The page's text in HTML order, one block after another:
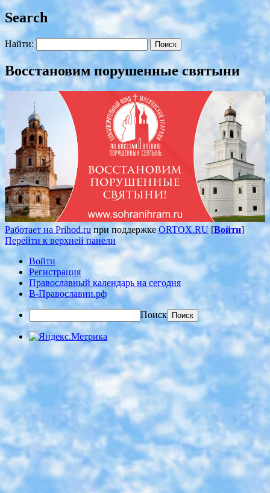
Search
Найти:
Восстановим порушенные святыни
Работает на Prihod.ruпри поддержкеORTOX.RU[Войти]
Перейти к верхней панели
Войти
Регистрация
Православный календарь на сегодня
В-Православии.рф
Поиск